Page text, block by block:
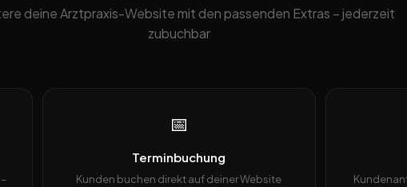
deine Arztpraxis-Website mit den passenden Extras – jederzeit
zubuchbar
📅
Terminbuchung
Kunden buchen direkt auf deiner Website